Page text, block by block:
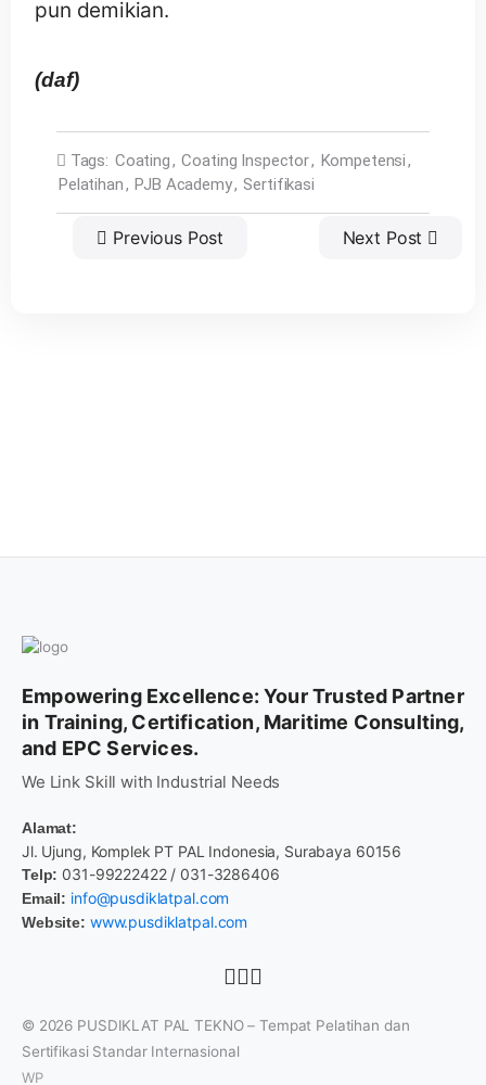
pun demikian.
(daf)
Tags: Coating, Coating Inspector, Kompetensi,
Pelatihan, PJB Academy, Sertifikasi
Previous Post Next Post
Empowering Excellence: Your Trusted Partner
in Training, Certification, Maritime Consulting,
and EPC Services.
We Link Skill with Industrial Needs
Alamat:
Jl. Ujung, Komplek PT PAL Indonesia, Surabaya 60156
Telp: 031-99222422 / 031-3286406
Email: info@pusdiklatpal.com
Website: www.pusdiklatpal.com
© 2026 PUSDIKLAT PAL TEKNO – Tempat Pelatihan dan
Sertifikasi Standar Internasional
WP